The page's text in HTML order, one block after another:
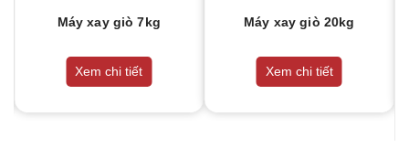
Máy xay giò 7kg
Xem chi tiết
Máy xay giò 20kg
Xem chi tiết